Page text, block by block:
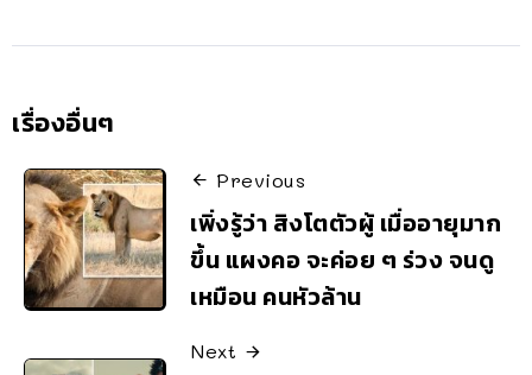
เรื่องอื่นๆ
Previous
เพิ่งรู้ว่า สิงโตตัวผู้ เมื่ออายุมาก
ขึ้น แผงคอ จะค่อย ๆ ร่วง จนดู
เหมือน คนหัวล้าน
Next